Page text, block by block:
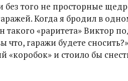
того не просторные
Когда я бродил в
такого «раритета» Виктор
что, гаражи будете
и стоило бы